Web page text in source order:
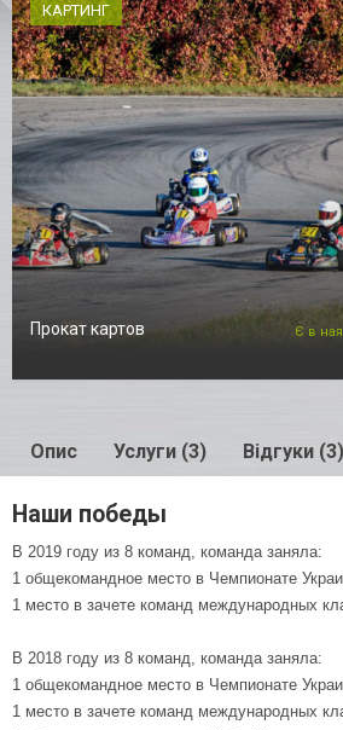
КАРТИНГ
Прокат картов Є в
Опис Услуги (3) Відгуки (3)
Наши победы
В 2019 году из 8 команд, команда заняла:
1 общекомандное место в Чемпионате
1 место в зачете команд международных
В 2018 году из 8 команд, команда заняла:
1 общекомандное место в Чемпионате
1 место в зачете команд международных